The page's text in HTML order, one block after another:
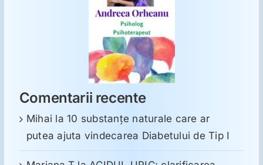
Comentarii recente
Mihai la10 substanţe naturale care ar
putea ajuta vindecarea Diabetului de Tip I